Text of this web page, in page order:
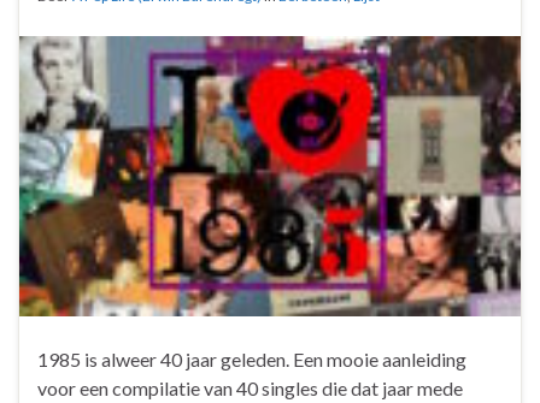
1985 is alweer 40 jaar geleden. Een mooie aanleiding
voor een compilatie van 40 singles die dat jaar mede